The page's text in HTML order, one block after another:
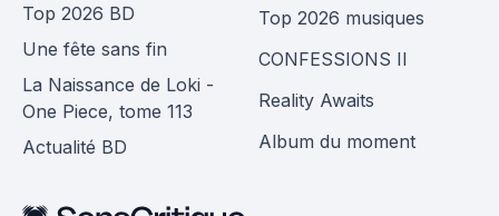
Top 2026 BD
Une fête sans fin
La Naissance de Loki -
One Piece, tome 113
Actualité BD
Top 2026 musiques
CONFESSIONS II
Reality Awaits
Album du moment